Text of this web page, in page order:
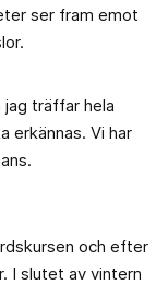
ser fram emot
träffar hela
erkännas. Vi har
och efter
I slutet av vintern